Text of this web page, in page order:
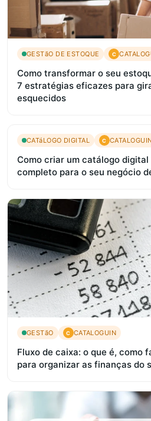
GESTãO DE ESTOQUE C
Como transformar o seu
7 estratégias eficazes para
esquecidos
CATáLOGO DIGITAL C
Como criar um catálogo digital
completo para o seu negócio
GESTãO C CATALOGUIN
Fluxo de caixa: o que é, como
para organizar as finanças do